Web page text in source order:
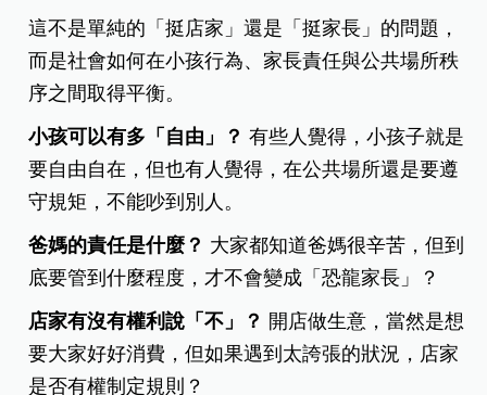
這不是單純的「挺店家」還是「挺家長」的問題，
而是社會如何在小孩行為、家長責任與公共場所秩
序之間取得平衡。
小孩可以有多「自由」？ 有些人覺得，小孩子就是
要自由自在，但也有人覺得，在公共場所還是要遵
守規矩，不能吵到別人。
爸媽的責任是什麼？ 大家都知道爸媽很辛苦，但到
底要管到什麼程度，才不會變成「恐龍家長」？
店家有沒有權利說「不」？ 開店做生意，當然是想
要大家好好消費，但如果遇到太誇張的狀況，店家
是否有權制定規則？